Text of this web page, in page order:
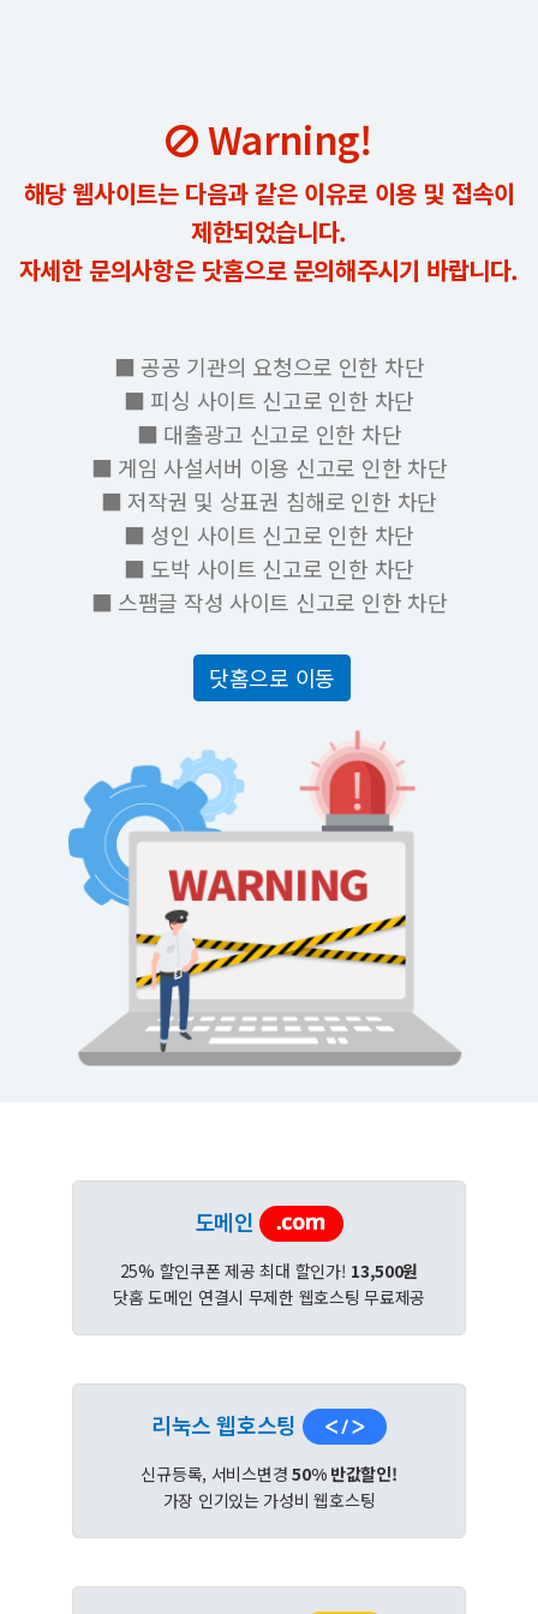
Warning!
해당 웹사이트는 다음과 같은 이유로 이용 및 접속이
제한되었습니다.
자세한 문의사항은 닷홈으로 문의해주시기 바랍니다.
■ 공공 기관의 요청으로 인한 차단
■ 피싱 사이트 신고로 인한 차단
■ 대출광고 신고로 인한 차단
■ 게임 사설서버 이용 신고로 인한 차단
■ 저작권 및 상표권 침해로 인한 차단
■ 성인 사이트 신고로 인한 차단
■ 도박 사이트 신고로 인한 차단
■ 스팸글 작성 사이트 신고로 인한 차단
닷홈으로 이동
도메인
25% 할인쿠폰 제공 최대 할인가! 13,500원
닷홈 도메인 연결시 무제한 웹호스팅 무료제공
리눅스 웹호스팅
신규등록, 서비스변경50% 반값할인!
가장 인기있는 가성비 웹호스팅